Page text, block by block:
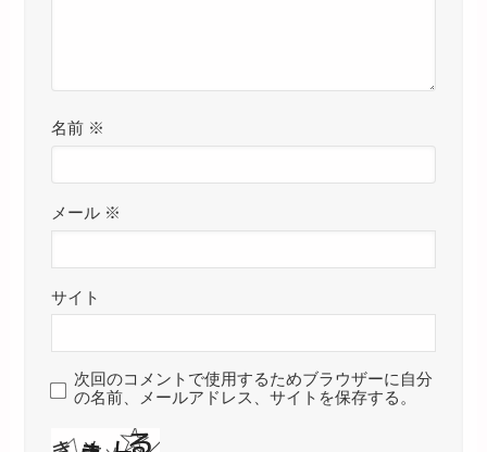
名前 ※
メール ※
サイト
次回のコメントで使用するためブラウザーに自分
の名前、メールアドレス、サイトを保存する。